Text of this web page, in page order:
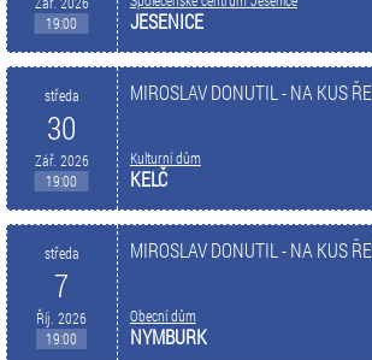
19:00
JESENICE
středa
30
Zář. 2026
19:00
MIROSLAV DONUTIL - NA KUS
Kulturní dům
KELČ
středa
7
Říj. 2026
19:00
MIROSLAV DONUTIL - NA KUS
Obecní dům
NYMBURK